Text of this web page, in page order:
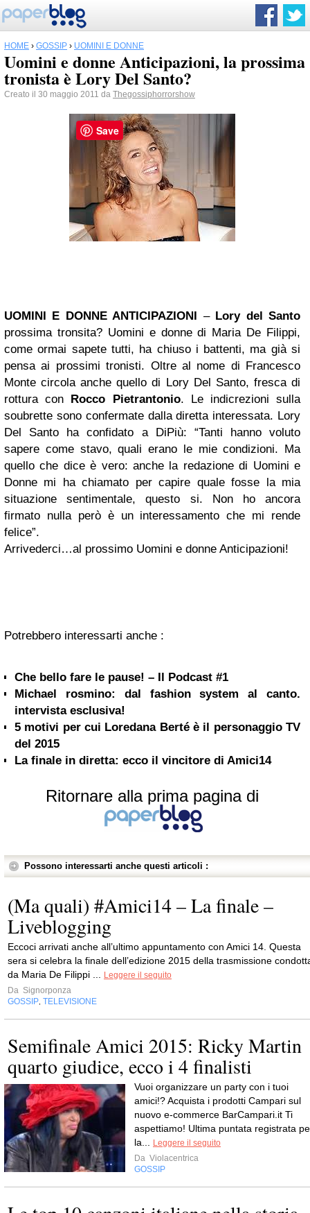
HOME › GOSSIP › UOMINI E DONNE
Uomini e donne Anticipazioni, la prossima
tronista è Lory Del Santo?
Creato il 30 maggio 2011 da Thegossiphorrorshow
UOMINI E DONNEANTICIPAZIONI – Lory del Santo
prossima tronsita? Uomini e donne di Maria De Filippi,
come ormai sapete tutti, ha chiuso i battenti, ma già si
pensa ai prossimi tronisti. Oltre al nome di Francesco
Monte circola anche quello di Lory Del Santo, fresca di
rottura con Rocco Pietrantonio. Le indicrezioni sulla
soubrette sono confermate dalla diretta interessata. Lory
Del Santo ha confidato a DiPiù: “Tanti hanno voluto
sapere come stavo, quali erano le mie condizioni. Ma
quello che dice è vero: anche la redazione di Uomini e
Donne mi ha chiamato per capire quale fosse la mia
situazione sentimentale, questo si. Non ho ancora
firmato nulla però è un interessamento che mi rende
felice”.
Arrivederci…al prossimo Uomini e donne Anticipazioni!
Potrebbero interessarti anche :
Che bello fare le pause! – Il Podcast #1
Michael rosmino: dal fashion system al canto.
intervista esclusiva!
5 motivi per cui Loredana Berté è il personaggio TV
del 2015
La finale in diretta: ecco il vincitore di Amici14
Ritornare alla prima pagina di
Possono interessarti anche questi articoli :
(Ma quali) #Amici14 – La finale –
Liveblogging
Eccoci arrivati anche all’ultimo appuntamento con Amici 14. Questa
sera si celebra la finale dell’edizione 2015 della trasmissione
da Maria De Filippi ...
Leggere il seguito
Da Signorponza
GOSSIP TELEVISIONE
Semifinale Amici 2015: Ricky Martin
quarto giudice, ecco i 4 finalisti
Vuoi organizzare un party con i tuoi
amici!? Acquista i prodotti Campari sul
nuovo e-commerce BarCampari.it Ti
aspettiamo! Ultima puntata registrata
la...
Leggere il seguito
Da Violacentrica
GOSSIP
Save